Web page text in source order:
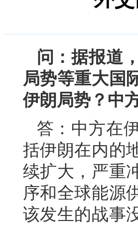
问：据报道
局势等重大国
伊朗局势？中
答：中方在
括伊朗在内的
续扩大，严重
序和全球能源
该发生的战事